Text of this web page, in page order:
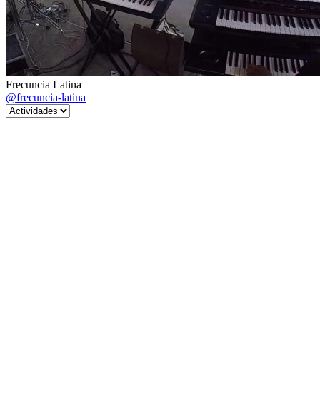
Frecuncia Latina
@frecuncia-latina